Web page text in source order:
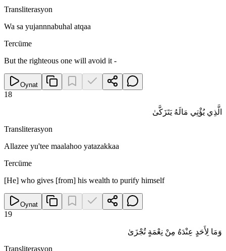
Transliterasyon
Wa sa yujannnabuhal atqaa
Tercüme
But the righteous one will avoid it -
Oynat
18
الَّذِي يُؤْتِي مَالَهُ يَتَزَكَّىٰ
Transliterasyon
Allazee yu'tee maalahoo yatazakkaa
Tercüme
[He] who gives [from] his wealth to purify himself
Oynat
19
وَمَا لِأَحَدٍ عِنْدَهُ مِنْ نِعْمَةٍ تُجْزَىٰ
Transliterasyon